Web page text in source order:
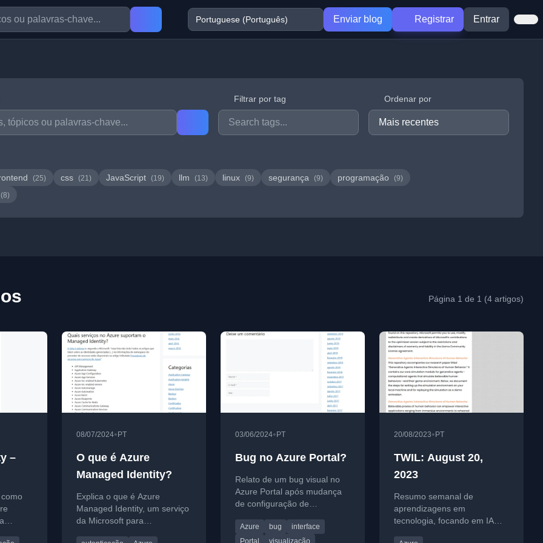
Enviar blog Registrar Entrar
Filtrar por tag Ordenar por
(25) css (21) JavaScript (19) llm (13) linux (9) segurança (9) programação (9)
(8)
Página 1 de 1 (4 artigos)
–
08/07/2024• PT
O que é Azure
Managed Identity?
Explica o que é Azure
Managed Identity, um serviço
da Microsoft para
03/06/2024• PT
Bug no Azure Portal?
Relato de um bug visual no
Azure Portal após mudança
de configuração de
exibição do painel de opções.
Azure bug
interface
Portal
visualização
20/08/2023• PT
TWIL: August 20,
2023
Resumo semanal de
aprendizagens em
tecnologia, focando em IA